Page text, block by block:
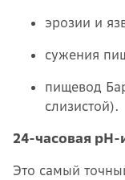
эрозии и
сужения
пищевод
слизистой).
24-часовая
Это самый